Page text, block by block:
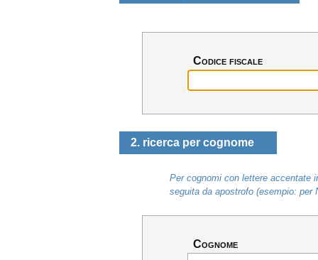
Codice fiscale
2. ricerca per cognome
Per cognomi con lettere accentate
seguita da apostrofo (esempio: per
Cognome